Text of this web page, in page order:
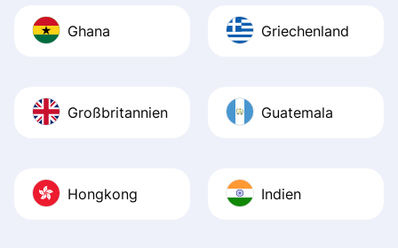
Ghana Griechenland
Großbritannien Guatemala
Hongkong Indien